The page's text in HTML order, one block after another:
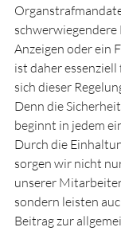
Anzeigen oder ein
ist daher
sich dieser
Denn die
beginnt in jedem
Durch die
sorgen wir nicht
unserer
sondern leisten
Beitrag zur